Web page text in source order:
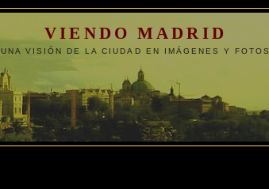
VIENDO MADRID
UNA VISIÓN DE LA CIUDAD EN IMÁGENES Y FOTOS